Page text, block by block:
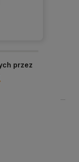
że już
i wrócisz
przez